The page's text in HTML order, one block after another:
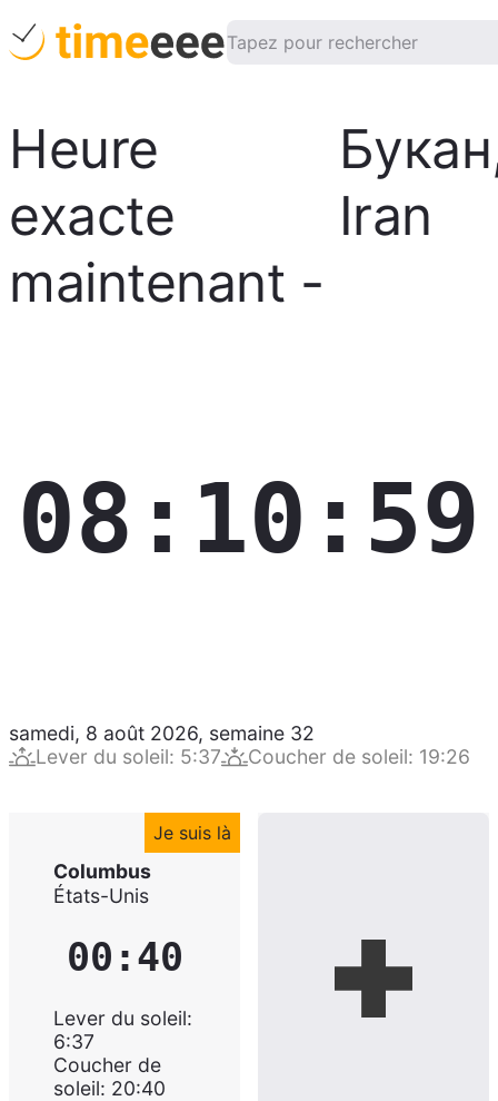
Heure
exacte
maintenant -
Букан
Iran
08:11:00
samedi, 8 août 2026, semaine 32
Lever du soleil: 5:37 Coucher de soleil: 19:26
Je suis là
Columbus
États-Unis
00:41
Lever du soleil:
6:37
Coucher de
soleil: 20:40